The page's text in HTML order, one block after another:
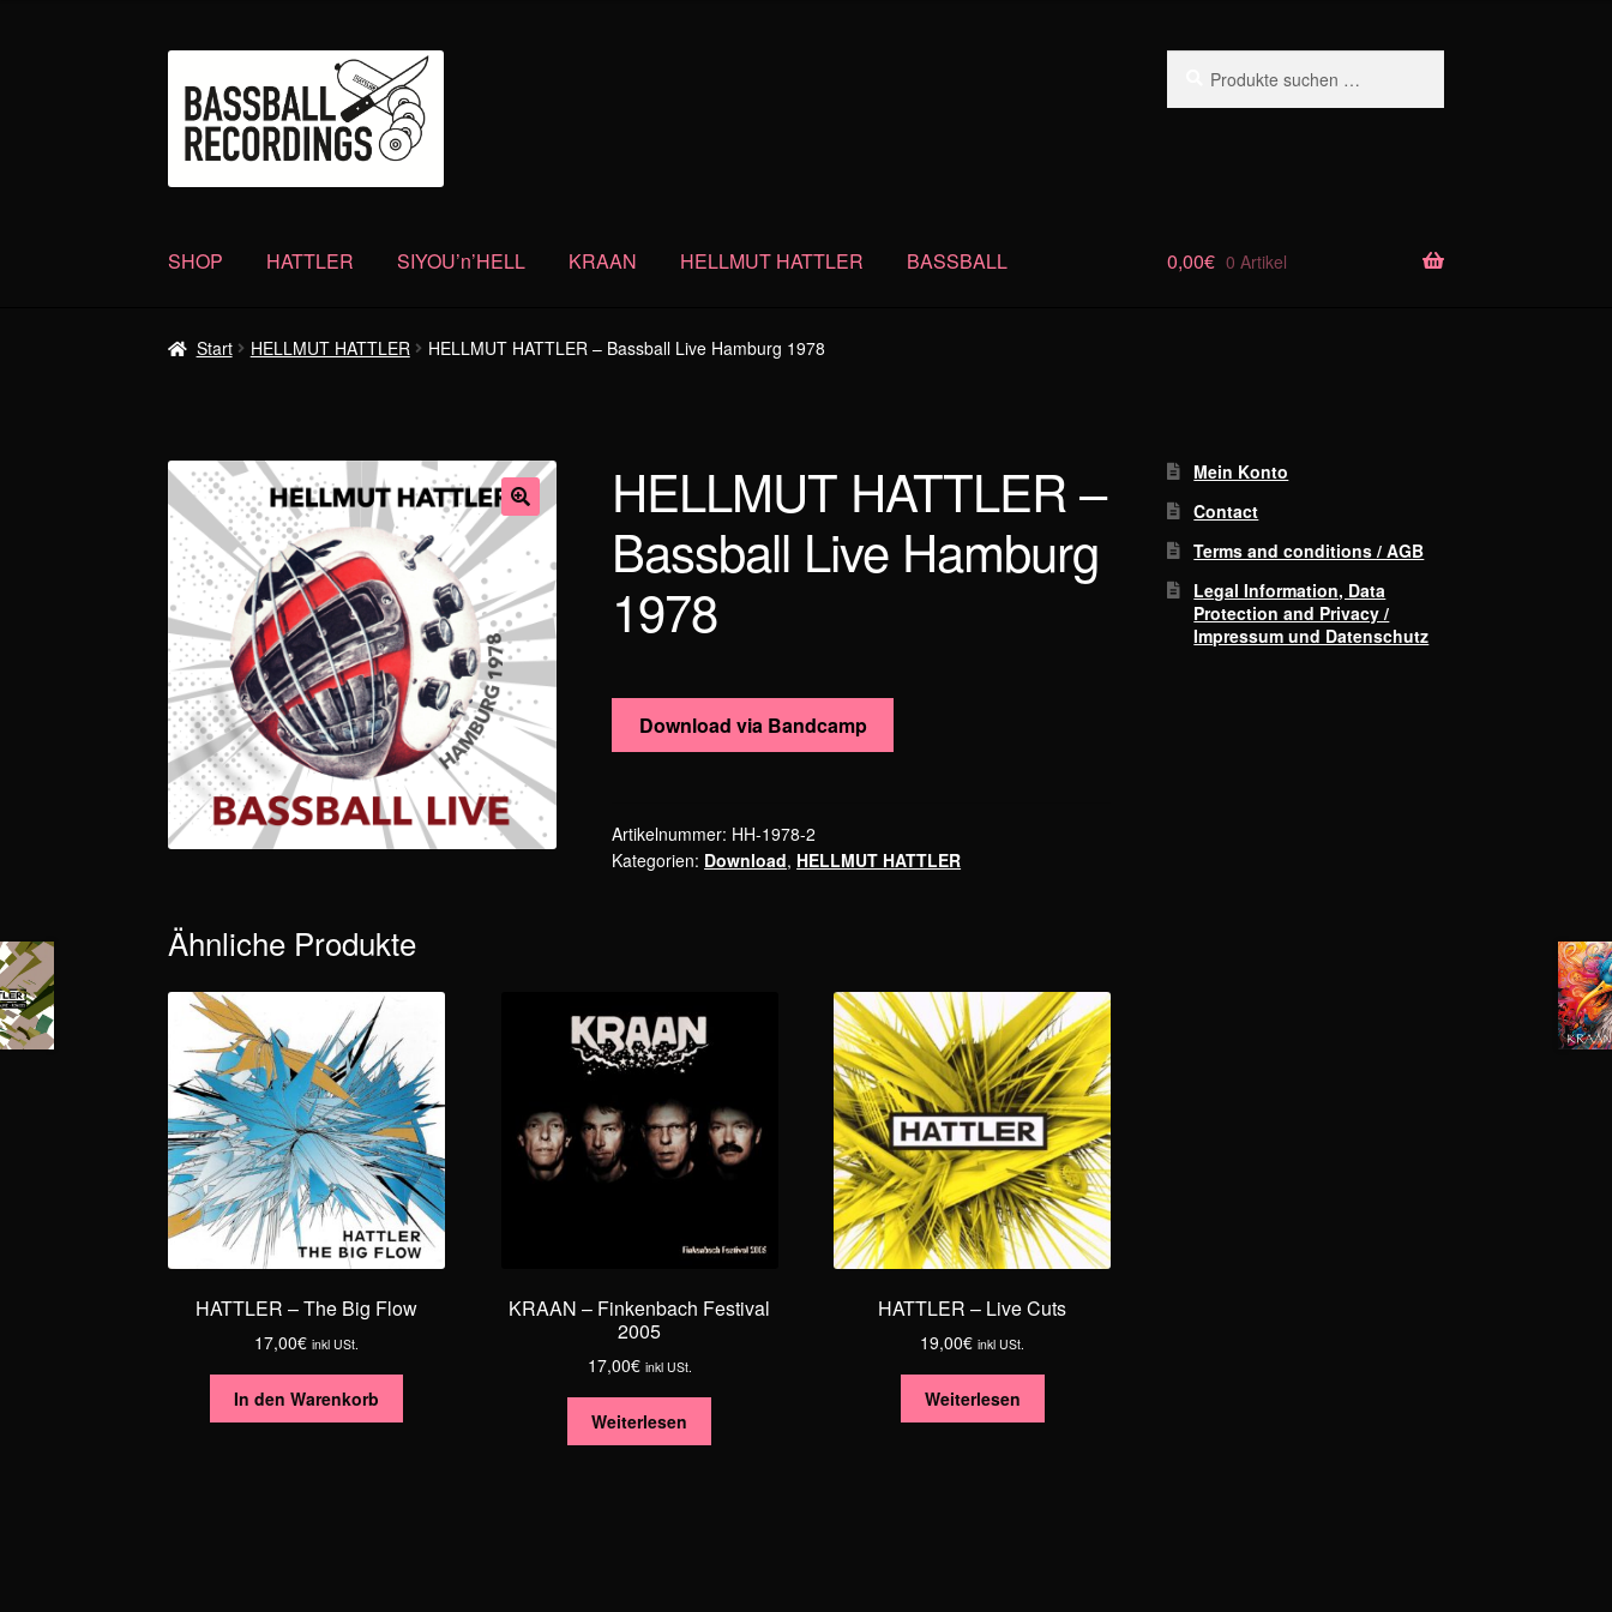
Navigation
springen
Inhalt
springen
SHOP HATTLER SIYOU’n’HELL KRAAN HELLMUT HATTLER BASSBALL 0,00€ 0 Artikel
Start HELLMUT HATTLER HELLMUT HATTLER – Bassball Live Hamburg 1978
HELLMUT HATTLER –
Bassball Live Hamburg
1978
Download via Bandcamp
Artikelnummer: HH-1978-2
Kategorien: Download, HELLMUT HATTLER
Ähnliche Produkte
HATTLER – The Big Flow
17,00€ inkl USt.
In den Warenkorb
KRAAN – Finkenbach Festival
2005
17,00€ inkl USt.
Weiterlesen
HATTLER – Live Cuts
19,00€ inkl USt.
Weiterlesen
Mein Konto
Contact
Terms and conditions / AGB
Legal Information, Data
Protection and Privacy /
Impressum und Datenschutz